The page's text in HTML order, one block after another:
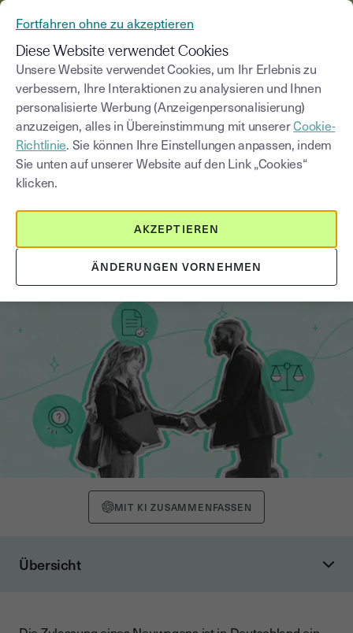
Blog
Kategorie auswählen Saisissez un terme
Für Autohäuser: Kfz-Zulassung
online abwickeln
MIT KI ZUSAMMENFASSEN
Übersicht
Fortfahren ohne zu akzeptieren
Diese Website verwendet Cookies
Unsere Website verwendet Cookies, um Ihr Erlebnis zu
verbessern, Ihre Interaktionen zu analysieren und Ihnen
personalisierte Werbung (Anzeigenpersonalisierung)
anzuzeigen, alles in Übereinstimmung mit unsererCookie-
Richtlinie. Sie können Ihre Einstellungen anpassen, indem
Sie unten auf unserer Website auf den Link „Cookies“
klicken.
ÄNDERUNGEN VORNEHMEN
AKZEPTIEREN